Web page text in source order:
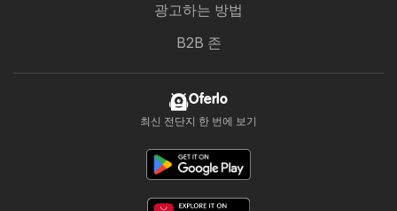
광고하는 방법
B2B 존
Oferlo
최신 전단지 한 번에 보기